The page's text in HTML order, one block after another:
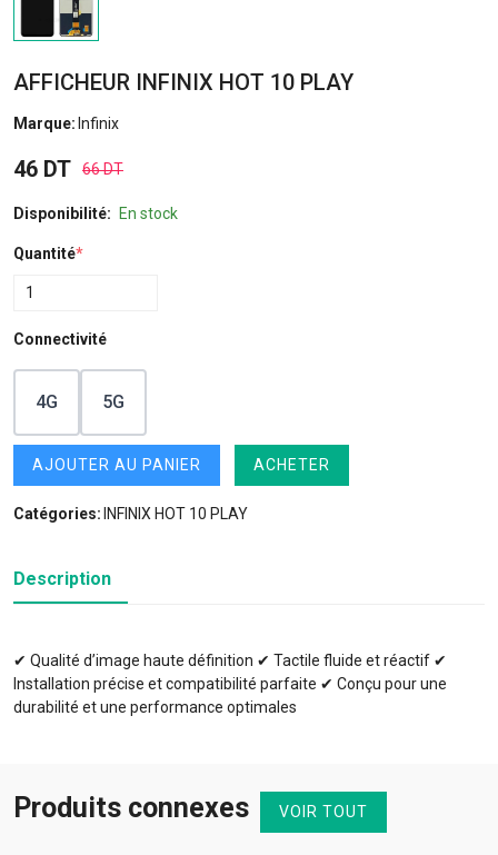
AFFICHEUR INFINIX HOT 10 PLAY
Marque: Infinix
46 DT 66 DT
Disponibilité: En stock
Quantité*
Connectivité
4G 5G
AJOUTER AU PANIER ACHETER
Catégories: INFINIX HOT 10 PLAY
Description
✔ Qualité d’image haute définition ✔ Tactile fluide et réactif ✔
Installation précise et compatibilité parfaite ✔ Conçu pour une
durabilité et une performance optimales
Produits connexes VOIR TOUT